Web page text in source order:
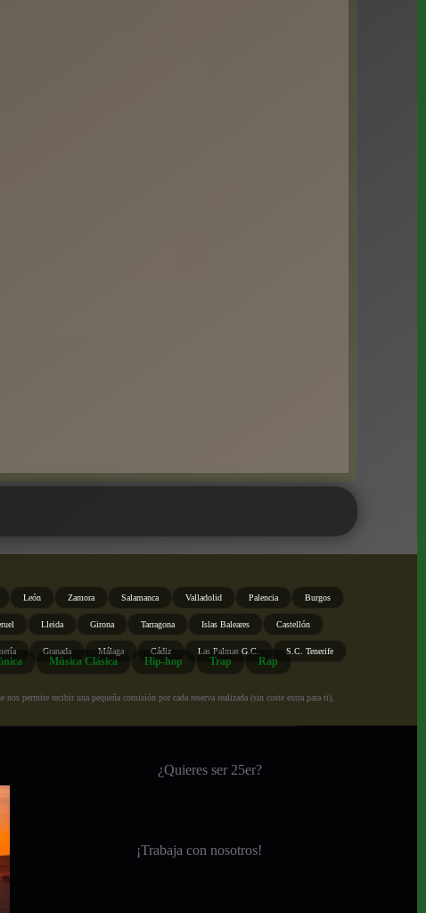
León Zamora Salamanca Valladolid Palencia Burgos
Lleida Girona Tarragona Islas Baleares Castellón
Granada Málaga Cádiz Las Palmas G.C. S.C. Tenerife
Música Clásica Hip-hop Trap Rap
permite recibir una pequeña comisión por cada reserva realizada (sin coste extra para ti),
¿Quieres ser 25er?
¡Trabaja con nosotros!